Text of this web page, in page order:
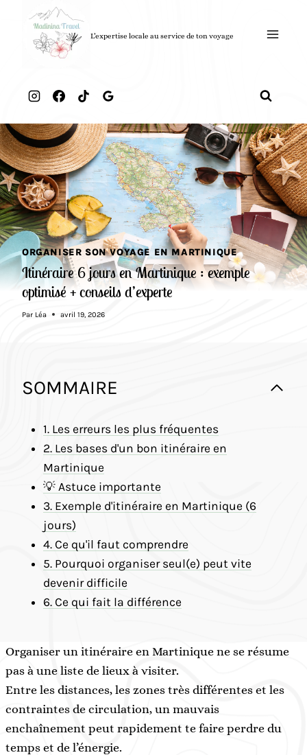
contenu
L’expertise locale au service de ton voyage
ORGANISER SON VOYAGE EN MARTINIQUE
Itinéraire 6 jours en Martinique : exemple
optimisé + conseils d’experte
Par Léa avril 19, 2026
SOMMAIRE
1. Les erreurs les plus fréquentes
2. Les bases d'un bon itinéraire en
Martinique
💡 Astuce importante
3. Exemple d'itinéraire en Martinique (6
jours)
4. Ce qu'il faut comprendre
5. Pourquoi organiser seul(e) peut vite
devenir difficile
6. Ce qui fait la différence
Organiser un itinéraire en Martinique ne se résume
pas à une liste de lieux à visiter.
Entre les distances, les zones très différentes et les
contraintes de circulation, un mauvais
enchaînement peut rapidement te faire perdre du
temps et de l’énergie.